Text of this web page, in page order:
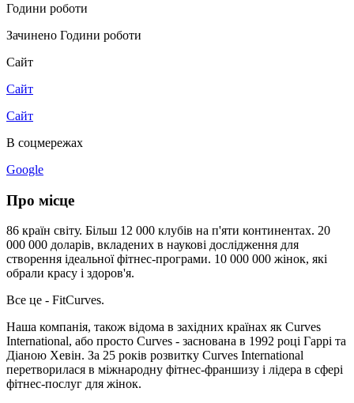
Години роботи
Зачинено Години роботи
Сайт
Сайт
Сайт
В соцмережах
Google
Про місце
86 країн світу. Більш 12 000 клубів на п'яти континентах. 20
000 000 доларів, вкладених в наукові дослідження для
створення ідеальної фітнес-програми. 10 000 000 жінок, які
обрали красу і здоров'я.
Все це - FitCurves.
Наша компанія, також відома в західних країнах як Curves
International, або просто Curves - заснована в 1992 році Гаррі та
Діаною Хевін. За 25 років розвитку Curves International
перетворилася в міжнародну фітнес-франшизу і лідера в сфері
фітнес-послуг для жінок.